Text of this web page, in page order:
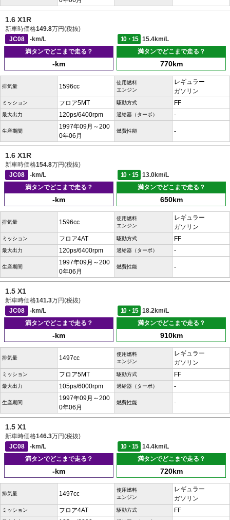
1.6 X1R
新車時価格149.8万円(税抜)
JC08
-km/L 10・15
15.4km/L
満タンでどこまで走る？
-km
満タンでどこまで走る？
770km
排気量 1596cc
使用燃料
エンジン
レギュラー
ガソリン
ミッション フロア5MT 駆動方式 FF
最大出力 120ps/6400rpm 過給器（ターボ） -
生産期間
1997年09月～200
0年06月
燃費性能 -
1.6 X1R
新車時価格154.8万円(税抜)
JC08
-km/L 10・15
13.0km/L
満タンでどこまで走る？
-km
満タンでどこまで走る？
650km
排気量 1596cc
使用燃料
エンジン
レギュラー
ガソリン
ミッション フロア4AT 駆動方式 FF
最大出力 120ps/6400rpm 過給器（ターボ） -
生産期間
1997年09月～200
0年06月
燃費性能 -
1.5 X1
新車時価格141.3万円(税抜)
JC08
-km/L 10・15
18.2km/L
満タンでどこまで走る？
-km
満タンでどこまで走る？
910km
排気量 1497cc
使用燃料
エンジン
レギュラー
ガソリン
ミッション フロア5MT 駆動方式 FF
最大出力 105ps/6000rpm 過給器（ターボ） -
生産期間
1997年09月～200
0年06月
燃費性能 -
1.5 X1
新車時価格146.3万円(税抜)
JC08
-km/L 10・15
14.4km/L
満タンでどこまで走る？
-km
満タンでどこまで走る？
720km
排気量 1497cc
使用燃料
エンジン
レギュラー
ガソリン
ミッション フロア4AT 駆動方式 FF